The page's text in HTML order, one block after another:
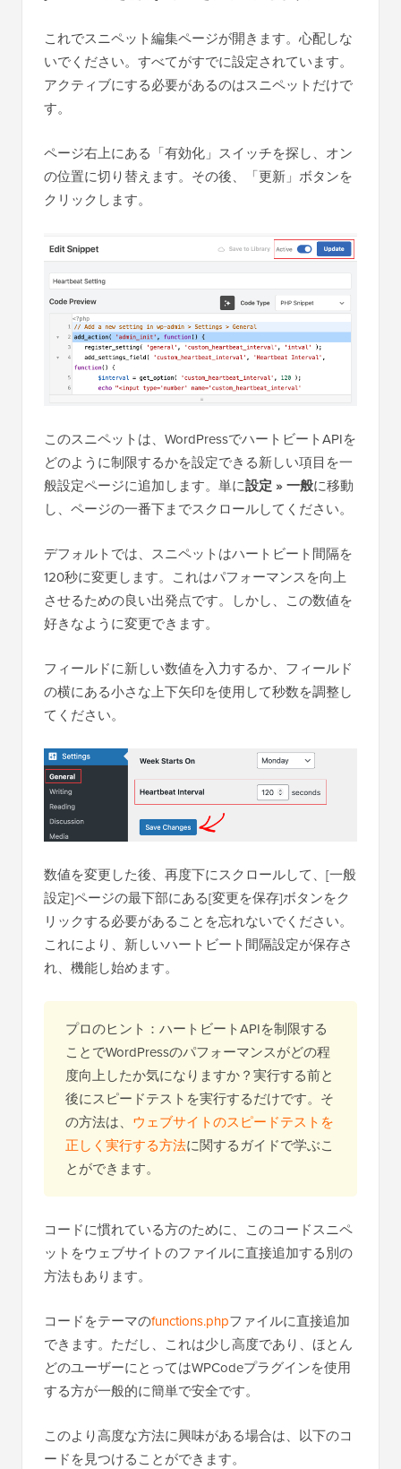
これでスニペット編集ページが開きます。心配しな
いでください。すべてがすでに設定されています。
アクティブにする必要があるのはスニペットだけで
す。
ページ右上にある「有効化」スイッチを探し、オン
の位置に切り替えます。その後、「更新」ボタンを
クリックします。
このスニペットは、WordPressでハートビートAPIを
どのように制限するかを設定できる新しい項目を一
般設定ページに追加します。単に設定 » 一般に移動
し、ページの一番下までスクロールしてください。
デフォルトでは、スニペットはハートビート間隔を
120秒に変更します。これはパフォーマンスを向上
させるための良い出発点です。しかし、この数値を
好きなように変更できます。
フィールドに新しい数値を入力するか、フィールド
の横にある小さな上下矢印を使用して秒数を調整し
てください。
数値を変更した後、再度下にスクロールして、[一般
設定]ページの最下部にある[変更を保存]ボタンをク
リックする必要があることを忘れないでください。
これにより、新しいハートビート間隔設定が保存さ
れ、機能し始めます。
プロのヒント：ハートビートAPIを制限する
ことでWordPressのパフォーマンスがどの程
度向上したか気になりますか？実行する前と
後にスピードテストを実行するだけです。そ
の方法は、 ウェブサイトのスピードテストを
正しく実行する方法に関するガイドで学ぶこ
とができます。
コードに慣れている方のために、このコードスニペ
ットをウェブサイトのファイルに直接追加する別の
方法もあります。
コードをテーマのfunctions.phpファイルに直接追加
できます。ただし、これは少し高度であり、ほとん
どのユーザーにとってはWPCodeプラグインを使用
する方が一般的に簡単で安全です。
このより高度な方法に興味がある場合は、以下のコ
ードを見つけることができます。